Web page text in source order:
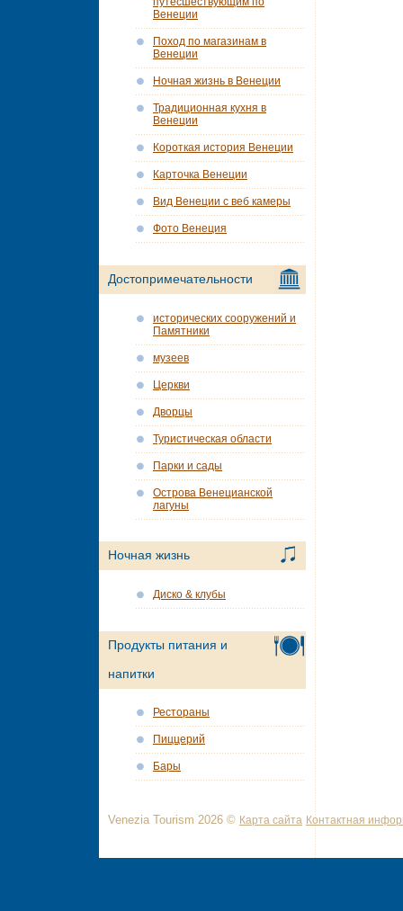
Венеции
Поход по магазинам в
Венеции
Ночная жизнь в Венеции
Традиционная кухня в
Венеции
Короткая история Венеции
Карточка Венеции
Вид Венеции с веб камеры
Фото Венеция
Достопримечательности
исторических сооружений и
Памятники
музеев
Церкви
Дворцы
Туристическая области
Парки и сады
Острова Венецианской
лагуны
Ночная жизнь
Диско & клубы
Продукты питания и
напитки
Рестораны
Пиццерий
Бары
Venezia Tourism 2026 © Карта сайта Контактная